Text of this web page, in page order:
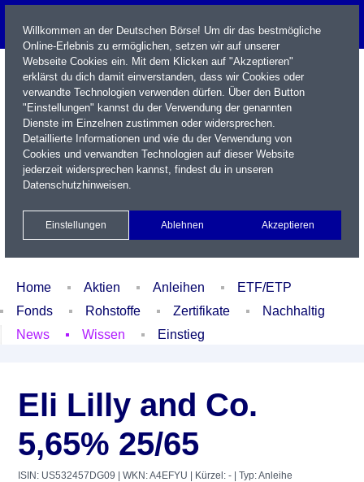
Name / WKN / ISIN / Kürzel
Xetra Realtime
Watchlist Portfolio Login
Home Aktien Anleihen
ETF/ETP
Fonds
Rohstoffe Zertifikate
Nachhaltig
News
Wissen Einstieg
Eli Lilly and Co.
5,65% 25/65
ISIN: US532457DG09 | WKN: A4EFYU | Kürzel: - | Typ: Anleihe
Willkommen an der Deutschen Börse! Um dir das bestmögliche
Online-Erlebnis zu ermöglichen, setzen wir auf unserer
Webseite Cookies ein. Mit dem Klicken auf "Akzeptieren"
erklärst du dich damit einverstanden, dass wir Cookies oder
verwandte Technologien verwenden dürfen. Über den Button
"Einstellungen" kannst du der Verwendung der genannten
Dienste im Einzelnen zustimmen oder widersprechen.
Detaillierte Informationen und wie du der Verwendung von
Cookies und verwandten Technologien auf dieser Website
jederzeit widersprechen kannst, findest du in unseren
Datenschutzhinweisen.
Einstellungen Ablehnen Akzeptieren